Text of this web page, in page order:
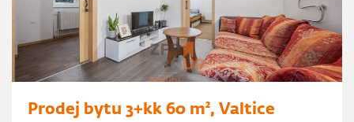
Prodej bytu 3+kk 60 m², Valtice